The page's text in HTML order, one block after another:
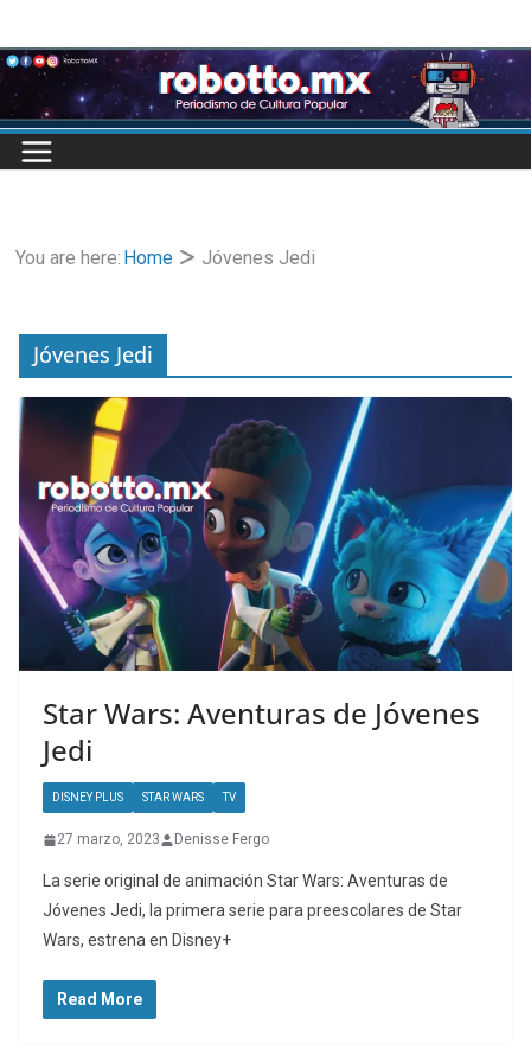
to
content
You are here: Home Jóvenes Jedi
Jóvenes Jedi
Star Wars: Aventuras de Jóvenes
Jedi
DISNEY PLUS STAR WARS TV
27 marzo, 2023 Denisse Fergo
La serie original de animación Star Wars: Aventuras de
Jóvenes Jedi, la primera serie para preescolares de Star
Wars, estrena en Disney+
Read More